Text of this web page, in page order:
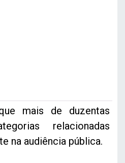
mais de duzentas
relacionadas
na audiência pública.